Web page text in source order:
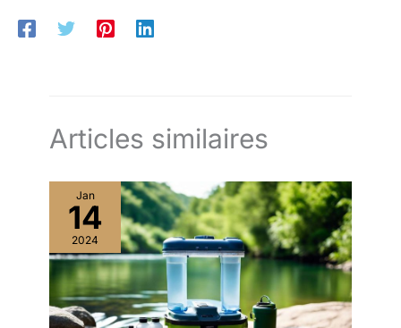
Articles similaires
Jan
14
2024